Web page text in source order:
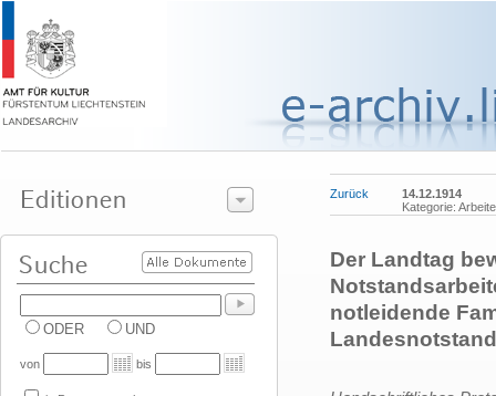
ODER UND
von bis
Zurück
14.12.1914
Kategorie:
Der Landtag
notleidende